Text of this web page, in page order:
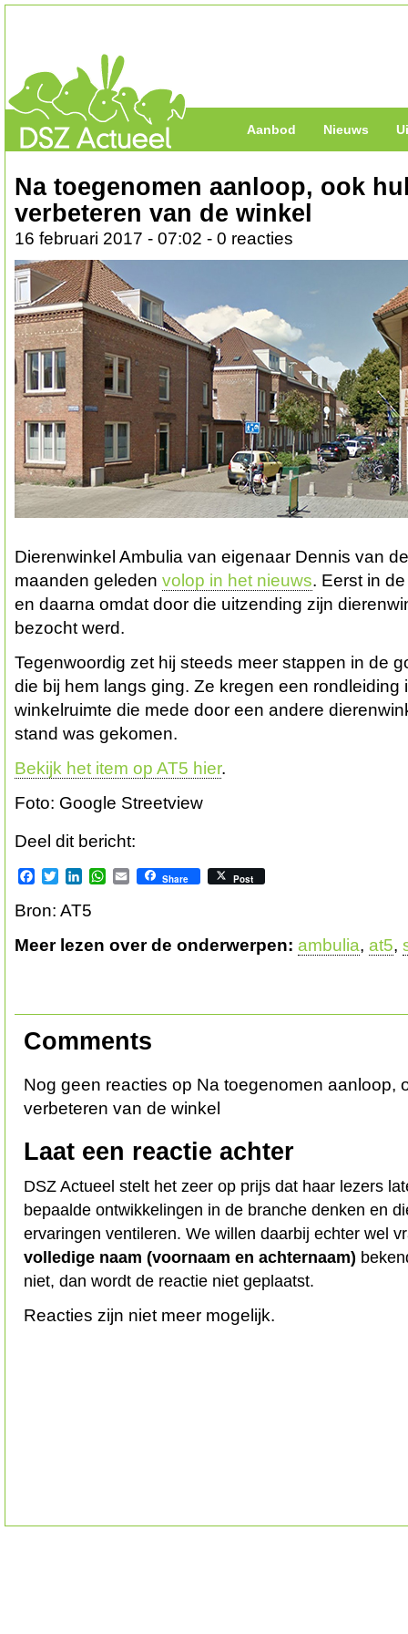
Aanbod Nieuws
Na toegenomen aanloop, ook
verbeteren van de winkel
16 februari 2017 - 07:02 - 0 reacties
Dierenwinkel Ambulia van eigenaar Dennis van
maanden geleden volop in het nieuws. Eerst in de
en daarna omdat door die uitzending zijn
bezocht werd.
Tegenwoordig zet hij steeds meer stappen in de
die bij hem langs ging. Ze kregen een rondleiding
winkelruimte die mede door een andere
stand was gekomen.
Bekijk het item op AT5 hier.
Foto: Google Streetview
Deel dit bericht:
Facebook
TwitterLinkedInWhatsApp
EmailShare Post
Bron: AT5
Meer lezen over de onderwerpen: ambulia, at5,
Comments
Nog geen reacties op Na toegenomen aanloop,
verbeteren van de winkel
Laat een reactie achter
DSZ Actueel stelt het zeer op prijs dat haar lezers
bepaalde ontwikkelingen in de branche denken en
ervaringen ventileren. We willen daarbij echter wel
volledige naam (voornaam en achternaam)
niet, dan wordt de reactie niet geplaatst.
Reacties zijn niet meer mogelijk.